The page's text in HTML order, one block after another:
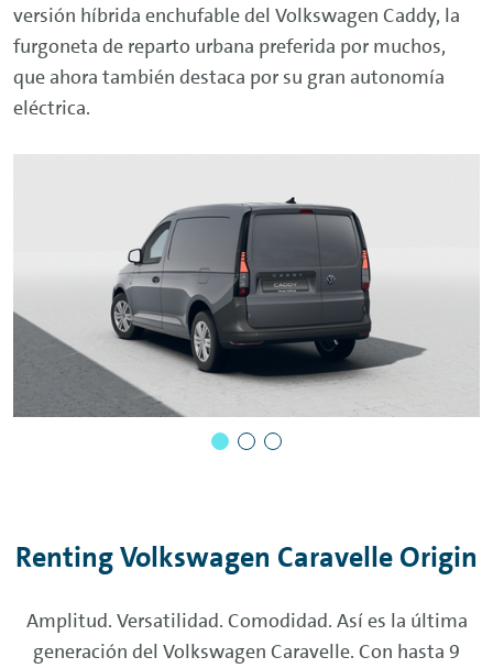
versión híbrida enchufable del Volkswagen Caddy, la
furgoneta de reparto urbana preferida por muchos,
que ahora también destaca por su gran autonomía
eléctrica.
RentingVolkswagen Caravelle Origin
Amplitud. Versatilidad. Comodidad. Así es la última
generación del Volkswagen Caravelle. Con hasta 9